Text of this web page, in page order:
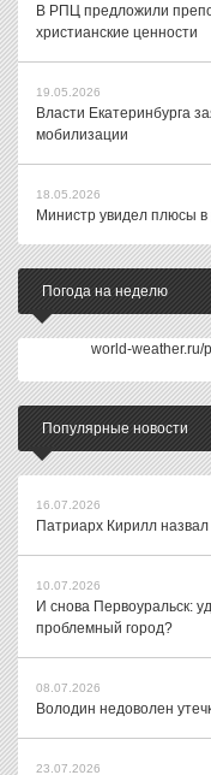
В РПЦ предложили
христианские ценности
19.05.2026
Власти Екатеринбурга
мобилизации
18.05.2026
Министр увидел плюсы
Погода на неделю
world-weather.ru/
Популярные новости
16.07.2026
Патриарх Кирилл
10.07.2026
И снова Первоуральск:
проблемный город?
08.07.2026
Володин недоволен
23.07.2026